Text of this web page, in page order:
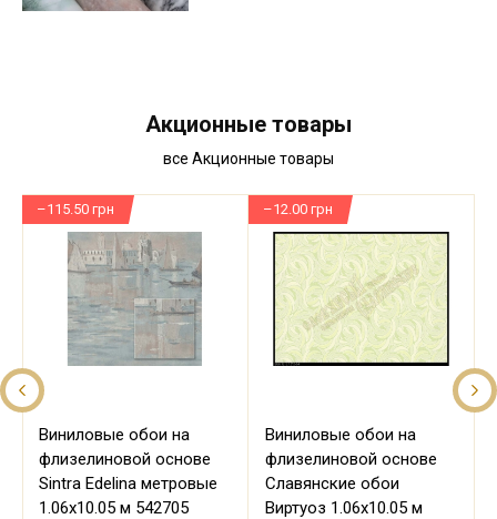
Акционные товары
все Акционные товары
Виниловые обои на
флизелиновой основе
Sintra Edelina метровые
1.06х10.05 м 542705
–115.50 грн
Виниловые обои на
флизелиновой основе
Славянские обои
Виртуоз 1.06х10.05 м
–12.00 грн